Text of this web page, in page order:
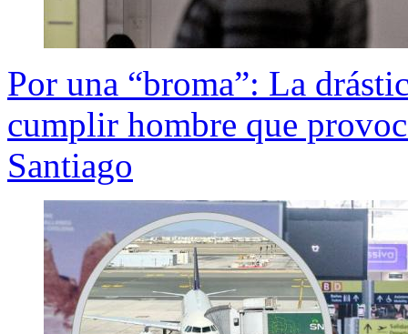
Por una “broma”: La
cumplir hombre que
Santiago